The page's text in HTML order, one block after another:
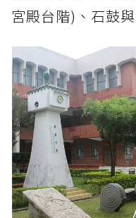
宮殿台階)、石鼓